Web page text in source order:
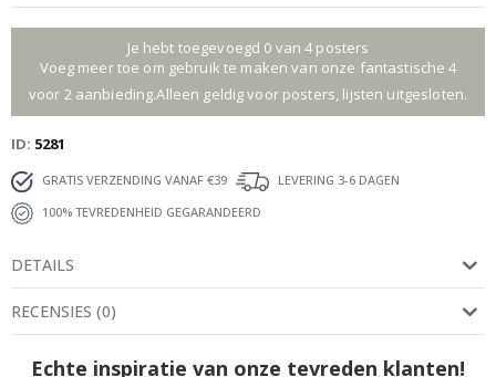
Je hebt toegevoegd 0 van 4 posters
Voeg meer toe om gebruik te maken van onze fantastische 4
voor 2 aanbieding.Alleen geldig voor posters, lijsten uitgesloten.
ID 5281
GRATIS VERZENDING VANAF €39
LEVERING 3-6 DAGEN
100% TEVREDENHEID GEGARANDEERD
DETAILS
RECENSIES (0)
Echte inspiratie van onze tevreden klanten!